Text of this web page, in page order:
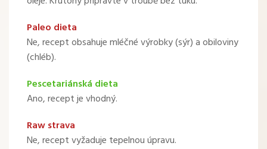
Paleo dieta
Ne, recept obsahuje mléčné výrobky (sýr) a obiloviny
(chléb).
Pescetariánská dieta
Ano, recept je vhodný.
Raw strava
Ne, recept vyžaduje tepelnou úpravu.